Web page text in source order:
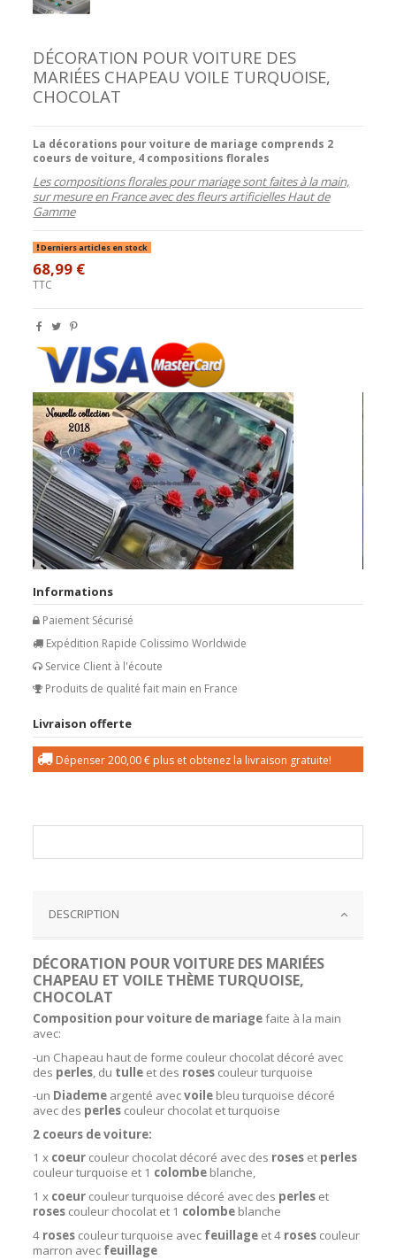
DÉCORATION POUR VOITURE DES
MARIÉES CHAPEAU VOILE TURQUOISE,
CHOCOLAT
La décorations pour voiture de mariage comprends 2
coeurs de voiture, 4 compositions florales
Les compositions florales pour mariage sont faites à la main,
sur mesure en France avec des fleurs artificielles Haut de
Gamme
Derniers articles en stock
68,99 €
TTC
Informations
Paiement Sécurisé
Expédition Rapide Colissimo Worldwide
Service Client à l'écoute
Produits de qualité fait main en France
Livraison offerte
Dépenser200,00 € plus et obtenez la livraison gratuite!
DESCRIPTION
DÉCORATION POUR VOITURE DES MARIÉES
CHAPEAU ET VOILE THÈME TURQUOISE,
CHOCOLAT
Composition pour voiture de mariagefaite à la main
avec:
-un Chapeau haut de forme couleur chocolat décoré avec
des perles , du tulle et des roses couleur turquoise
-un Diademe argenté avecvoile bleu turquoise décoré
avec des perles couleur chocolat et turquoise
2 coeurs de voiture:
1 x coeur couleur chocolat décoré avec des roses et perles
couleur turquoise et 1 colombe blanche,
1 x coeur couleur turquoise décoré avec des perles et
roses couleur chocolat et 1 colombe blanche
4 roses couleur turquoise avec feuillage et 4 roses couleur
marron avec feuillage